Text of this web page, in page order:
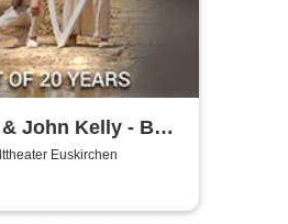
John Kelly - Best
- Anniversary
Euskirchen